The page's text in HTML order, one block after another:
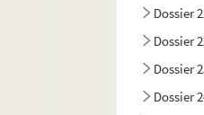
Dossier
Dossier
Dossier
Dossier